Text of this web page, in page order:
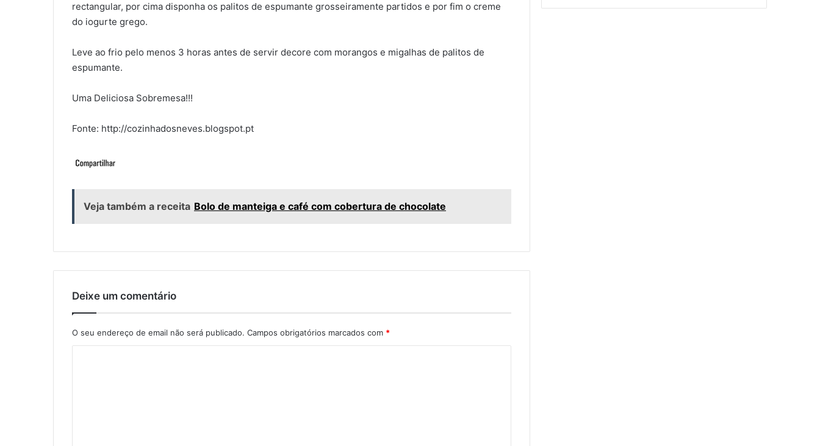
rectangular, por cima disponha os palitos de espumante grosseiramente partidos e por fim o creme
do iogurte grego.
Leve ao frio pelo menos 3 horas antes de servir decore com morangos e migalhas de palitos de
espumante.
Uma Deliciosa Sobremesa!!!
Fonte: http://cozinhadosneves.blogspot.pt
Veja também a receita Bolo de manteiga e café com cobertura de chocolate
Deixe um comentário
O seu endereço de email não será publicado. Campos obrigatórios marcados com *